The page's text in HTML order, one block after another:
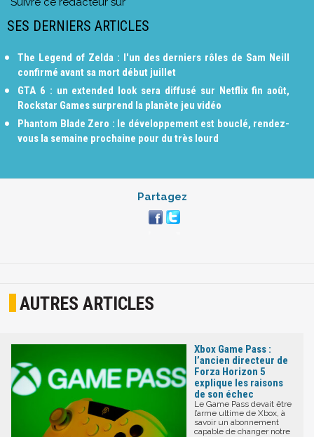
SES DERNIERS ARTICLES
The Legend of Zelda : l'un des derniers rôles de Sam Neill
confirmé avant sa mort début juillet
GTA 6 : un extended look sera diffusé sur Netflix fin août,
Rockstar Games surprend la planète jeu vidéo
Phantom Blade Zero : le développement est bouclé, rendez-
vous la semaine prochaine pour du très lourd
Partagez
AUTRES ARTICLES
Xbox Game Pass :
l’ancien directeur de
Forza Horizon 5
explique les raisons
de son échec
Le Game Pass devait être
l’arme ultime de Xbox, à
savoir un abonnement
capable de changer notre